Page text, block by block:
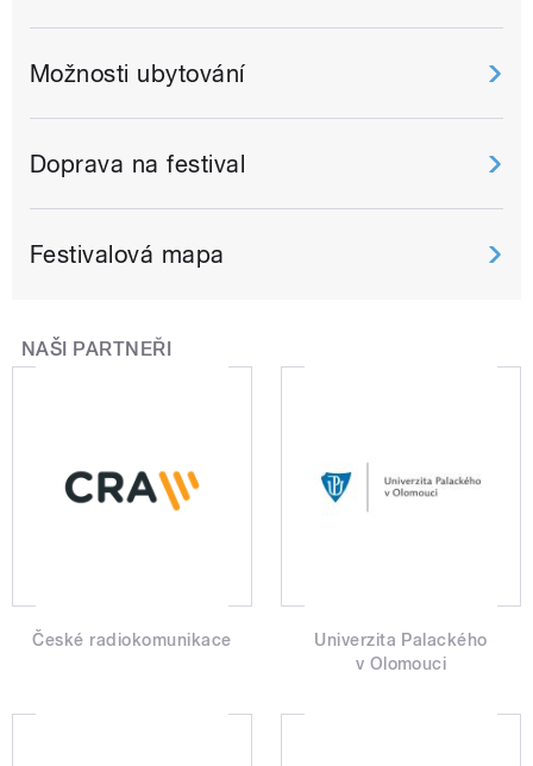
Možnosti ubytování
Doprava na festival
Festivalová mapa
NAŠI PARTNEŘI
České radiokomunikace
Univerzita Palackého
v Olomouci